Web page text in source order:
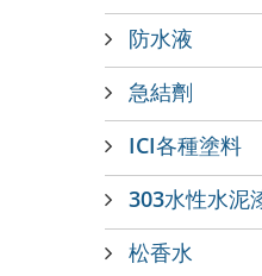
防水液
急結劑
ICI各種塗料
303水性水泥
松香水